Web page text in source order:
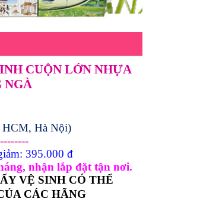
CUỘN LỚN NHỰA
NGÀ
HCM, Hà Nội)
395.000 đ
nhận lắp đặt tận nơi.
VỆ SINH CÓ THỂ
CÁC HÃNG